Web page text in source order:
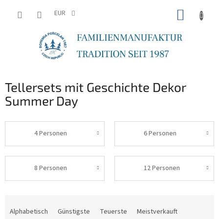
EUR
Tellersets mit Geschichte Dekor
Summer Day
4 Personen 6 Personen
8 Personen 12 Personen
Alphabetisch Günstigste Teuerste Meistverkauft